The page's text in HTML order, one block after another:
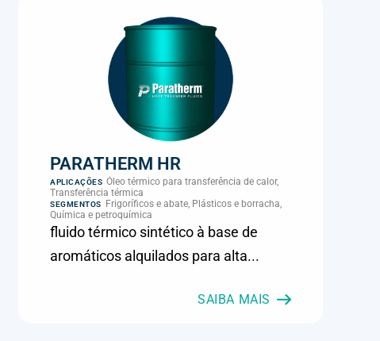
PARATHERM HR
APLICAÇÕES Óleo térmico para transferência de calor,
Transferência térmica
SEGMENTOS
Frigoríficos e abate, Plásticos e borracha,
Química e petroquímica
fluido térmico sintético à base de
aromáticos alquilados para alta...
SAIBA MAIS